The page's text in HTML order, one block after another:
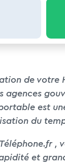
de
agences
est
du
,
et